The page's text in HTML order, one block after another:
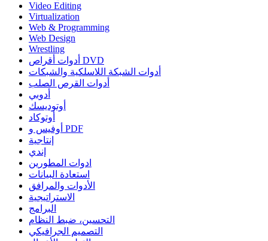
Video Editing
Virtualization
Web & Programming
Web Design
Wrestling
أدوات أقراص DVD
أدوات الشبكة اللاسلكية والشبكات
أدوات القرص الصلب
أدوبي
أوتوديسك
أوتوكاد
أوفيس و PDF
إنتاجية
إندي
ادوات المطورين
استعادة البيانات
الأدوات والمرافق
الاستراتيجية
البرامج
التحسين، ضبط النظام
التصميم الجرافيكي